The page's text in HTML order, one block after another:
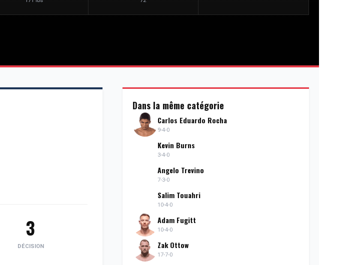
3
DÉCISION
Dans la même catégorie
Carlos Eduardo Rocha
9-4-0
Kevin Burns
3-4-0
Angelo Trevino
7-3-0
Salim Touahri
10-4-0
Adam Fugitt
10-4-0
Zak Ottow
17-7-0